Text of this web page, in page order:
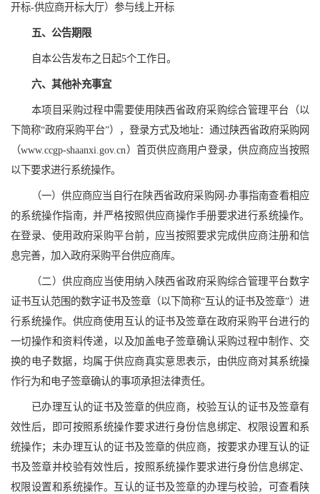
开标-供应商开标大厅）参与线上开标
五、公告期限
自本公告发布之日起5个工作日。
六、其他补充事宜
本项目采购过程中需要使用陕西省政府采购综合管理平台（以
下简称“政府采购平台”），登录方式及地址：通过陕西省政府采购网
（www.ccgp-shaanxi.gov.cn）首页供应商用户登录，供应商应当按照
以下要求进行系统操作。
（一）供应商应当自行在陕西省政府采购网-办事指南查看相应
的系统操作指南，并严格按照供应商操作手册要求进行系统操作。
在登录、使用政府采购平台前，应当按照要求完成供应商注册和信
息完善，加入政府采购平台供应商库。
（二）供应商应当使用纳入陕西省政府采购综合管理平台数字
证书互认范围的数字证书及签章（以下简称“互认的证书及签章”）进
行系统操作。供应商使用互认的证书及签章在政府采购平台进行的
一切操作和资料传递，以及加盖电子签章确认采购过程中制作、交
换的电子数据，均属于供应商真实意思表示，由供应商对其系统操
作行为和电子签章确认的事项承担法律责任。
已办理互认的证书及签章的供应商，校验互认的证书及签章有
效性后，即可按照系统操作要求进行身份信息绑定、权限设置和系
统操作；未办理互认的证书及签章的供应商，按要求办理互认的证
书及签章并校验有效性后，按照系统操作要求进行身份信息绑定、
权限设置和系统操作。互认的证书及签章的办理与校验，可查看陕